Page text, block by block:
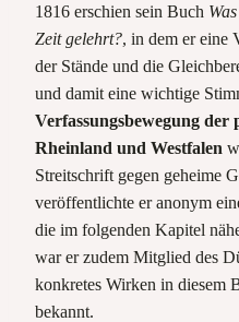
1816 erschien sein Buch
Zeit gelehrt?, in dem er eine
der Stände und die
und damit eine wichtige
Verfassungsbewegung der
Rheinland und Westfalen
Streitschrift gegen geheime
veröffentlichte er anonym
die im folgenden Kapitel
war er zudem Mitglied des
konkretes Wirken in diesem
bekannt.